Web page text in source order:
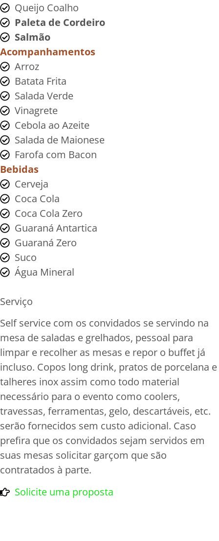
Queijo Coalho
Paleta de Cordeiro
Salmão
Acompanhamentos
Arroz
Batata Frita
Salada Verde
Vinagrete
Cebola ao Azeite
Salada de Maionese
Farofa com Bacon
Bebidas
Cerveja
Coca Cola
Coca Cola Zero
Guaraná Antartica
Guaraná Zero
Suco
Água Mineral
Serviço
Self service com os convidados se servindo na
mesa de saladas e grelhados, pessoal para
limpar e recolher as mesas e repor o buffet já
incluso. Copos long drink, pratos de porcelana e
talheres inox assim como todo material
necessário para o evento como coolers,
travessas, ferramentas, gelo, descartáveis, etc.
serão fornecidos sem custo adicional. Caso
prefira que os convidados sejam servidos em
suas mesas solicitar garçom que são
contratados à parte.
Solicite uma proposta